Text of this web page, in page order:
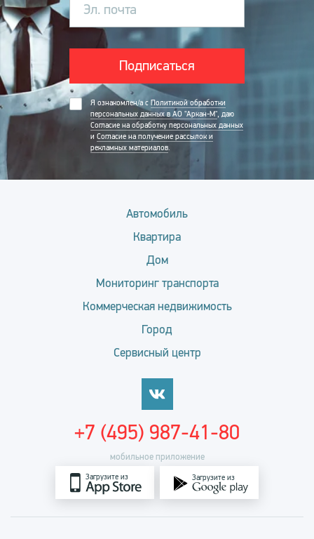
Эл. почта
Подписаться
Я ознакомлен/а с Политикой обработки
персональных данных в АО "Аркан-М", даю
Согласие на обработку персональных данных
и Согласие на получение рассылок и
рекламных материалов.
Автомобиль
Квартира
Дом
Мониторинг транспорта
Коммерческая недвижимость
Город
Сервисный центр
мобильное приложение
Загрузите из Загрузите из
+7 (495) 987-41-80